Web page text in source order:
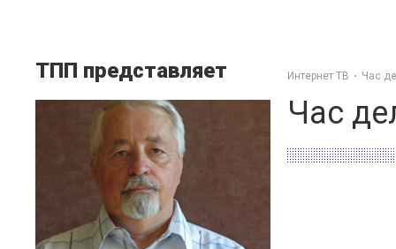
ТПП представляет Интернет ТВ Час
Час